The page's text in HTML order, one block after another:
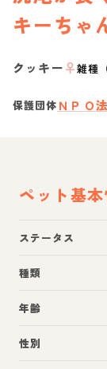
キーちゃ
クッキー♀雑種
保護団体 ＮＰＯ
ペット基
ステータス
種類
年齢
性別